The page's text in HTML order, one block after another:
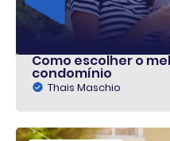
Como escolher o
condomínio
Thais Maschio